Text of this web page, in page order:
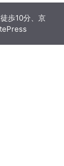
歩10分、京